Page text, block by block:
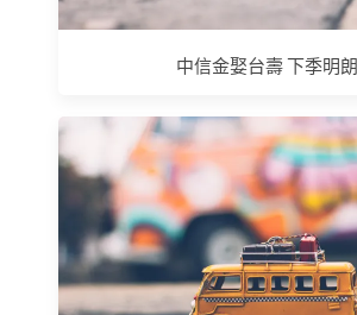
中信金娶台壽 下季明朗